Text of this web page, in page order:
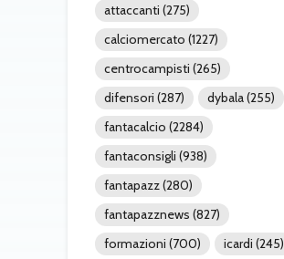
attaccanti (275)
calciomercato (1227)
centrocampisti (265)
difensori (287) dybala(255)
fantacalcio (2284)
fantaconsigli (938)
fantapazz(280)
fantapazznews (827)
formazioni (700) icardi (245)